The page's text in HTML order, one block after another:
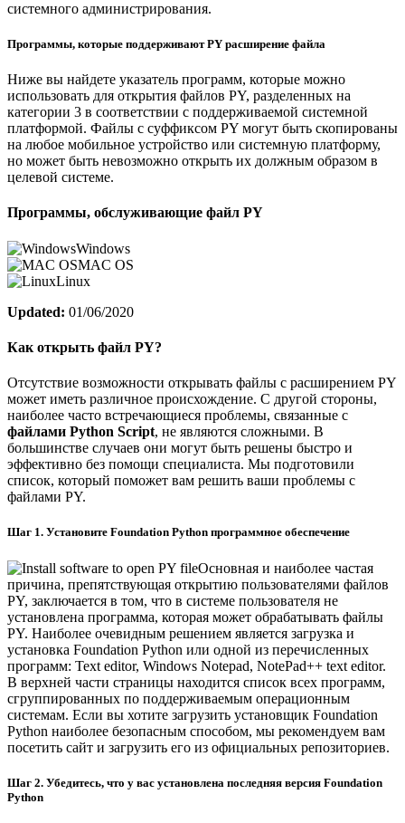
системного администрирования.
Программы, которые поддерживают PY расширение файла
Ниже вы найдете указатель программ, которые можно
использовать для открытия файлов PY, разделенных на
категории 3 в соответствии с поддерживаемой системной
платформой. Файлы с суффиксом PY могут быть скопированы
на любое мобильное устройство или системную платформу,
но может быть невозможно открыть их должным образом в
целевой системе.
Программы, обслуживающие файл PY
Windows
MAC OS
Linux
Updated: 01/06/2020
Как открыть файл PY?
Отсутствие возможности открывать файлы с расширением PY
может иметь различное происхождение. С другой стороны,
наиболее часто встречающиеся проблемы, связанные с
файлами Python Script, не являются сложными. В
большинстве случаев они могут быть решены быстро и
эффективно без помощи специалиста. Мы подготовили
список, который поможет вам решить ваши проблемы с
файлами PY.
Шаг 1. Установите Foundation Python программное обеспечение
Основная и наиболее частая
причина, препятствующая открытию пользователями файлов
PY, заключается в том, что в системе пользователя не
установлена программа, которая может обрабатывать файлы
PY. Наиболее очевидным решением является загрузка и
установка Foundation Python или одной из перечисленных
программ: Text editor, Windows Notepad, NotePad++ text editor.
В верхней части страницы находится список всех программ,
сгруппированных по поддерживаемым операционным
системам. Если вы хотите загрузить установщик Foundation
Python наиболее безопасным способом, мы рекомендуем вам
посетить сайт и загрузить его из официальных репозиториев.
Шаг 2. Убедитесь, что у вас установлена последняя версия Foundation
Python